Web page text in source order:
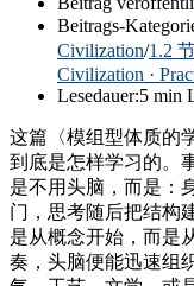
Beitrags-
Civilization/1.2
Civilization ·
Lesedauer:5 min
这篇〈模组型体质的
到底是怎样学习的。
是不用头脑，而是：
门，思考随后把结构
是从概念开始，而
奏，头脑便能迅速组